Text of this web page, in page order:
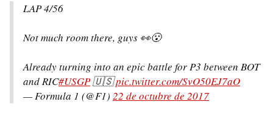
LAP 4/56
Not much room there, guys 👀😮
Already turning into an epic battle for P3 between BOT
and RIC#USGP🇺🇸pic.twitter.com/SvO50EJ7aO
— Formula 1 (@F1) 22 de octubre de 2017